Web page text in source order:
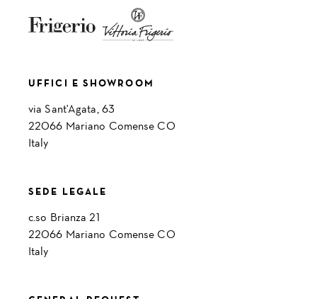
UFFICI E SHOWROOM
via Sant'Agata, 63
22066 Mariano Comense CO
Italy
SEDE LEGALE
c.so Brianza 21
22066 Mariano Comense CO
Italy